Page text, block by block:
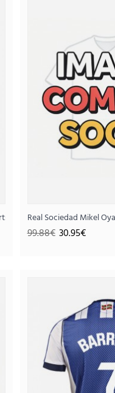
2025-26 Kurzarm
Real Sociedad Mikel
99.88€ 30.95€